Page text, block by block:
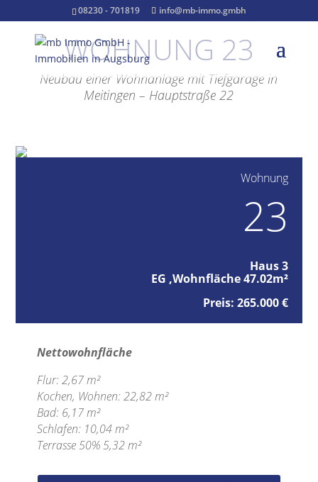
08230 - 701819 info@mb-immo.gmbh
WOHNUNG 23
Neubau einer Wohnanlage mit Tiefgarage in
Meitingen – Hauptstraße 22
Wohnung
23
Haus 3
EG ,Wohnfläche 47.02m²
Preis: 265.000 €
Nettowohnfläche
Flur: 2,67 m²
Kochen, Wohnen: 22,82 m²
Bad: 6,17 m²
Schlafen: 10,04 m²
Terrasse 50% 5,32 m²